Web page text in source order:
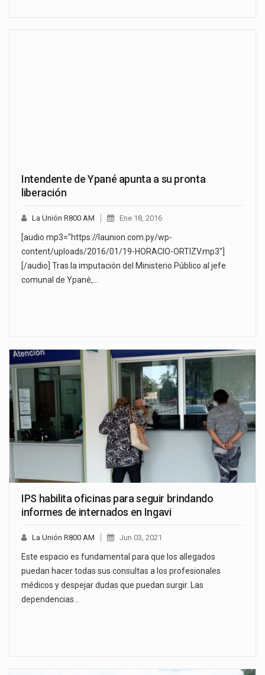
Intendente de Ypané apunta a su pronta
liberación
La Unión R800 AM Ene 18, 2016
[audio mp3="https://launion.com.py/wp-
content/uploads/2016/01/19-HORACIO-ORTIZV.mp3"]
[/audio] Tras la imputación del Ministerio Público al jefe
comunal de Ypané,…
IPS habilita oficinas para seguir brindando
informes de internados en Ingavi
La Unión R800 AM Jun 03, 2021
Este espacio es fundamental para que los allegados
puedan hacer todas sus consultas a los profesionales
médicos y despejar dudas que puedan surgir. Las
dependencias…